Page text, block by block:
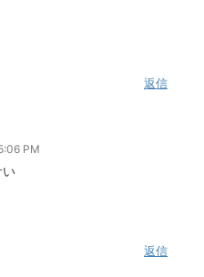
返信
PM
い
返信